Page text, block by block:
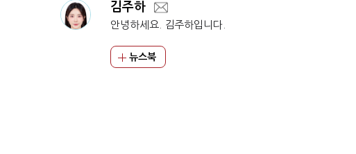
김주하
안녕하세요. 김주하입니다.
뉴스북